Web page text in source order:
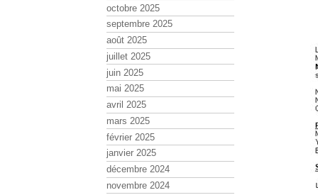
octobre 2025
septembre 2025
août 2025
juillet 2025
juin 2025
mai 2025
avril 2025
mars 2025
février 2025
janvier 2025
décembre 2024
novembre 2024